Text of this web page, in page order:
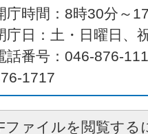
庁時間：8時30分～
庁日：土・日曜日、
話番号：046-876-
1717
ファイルを閲覧する